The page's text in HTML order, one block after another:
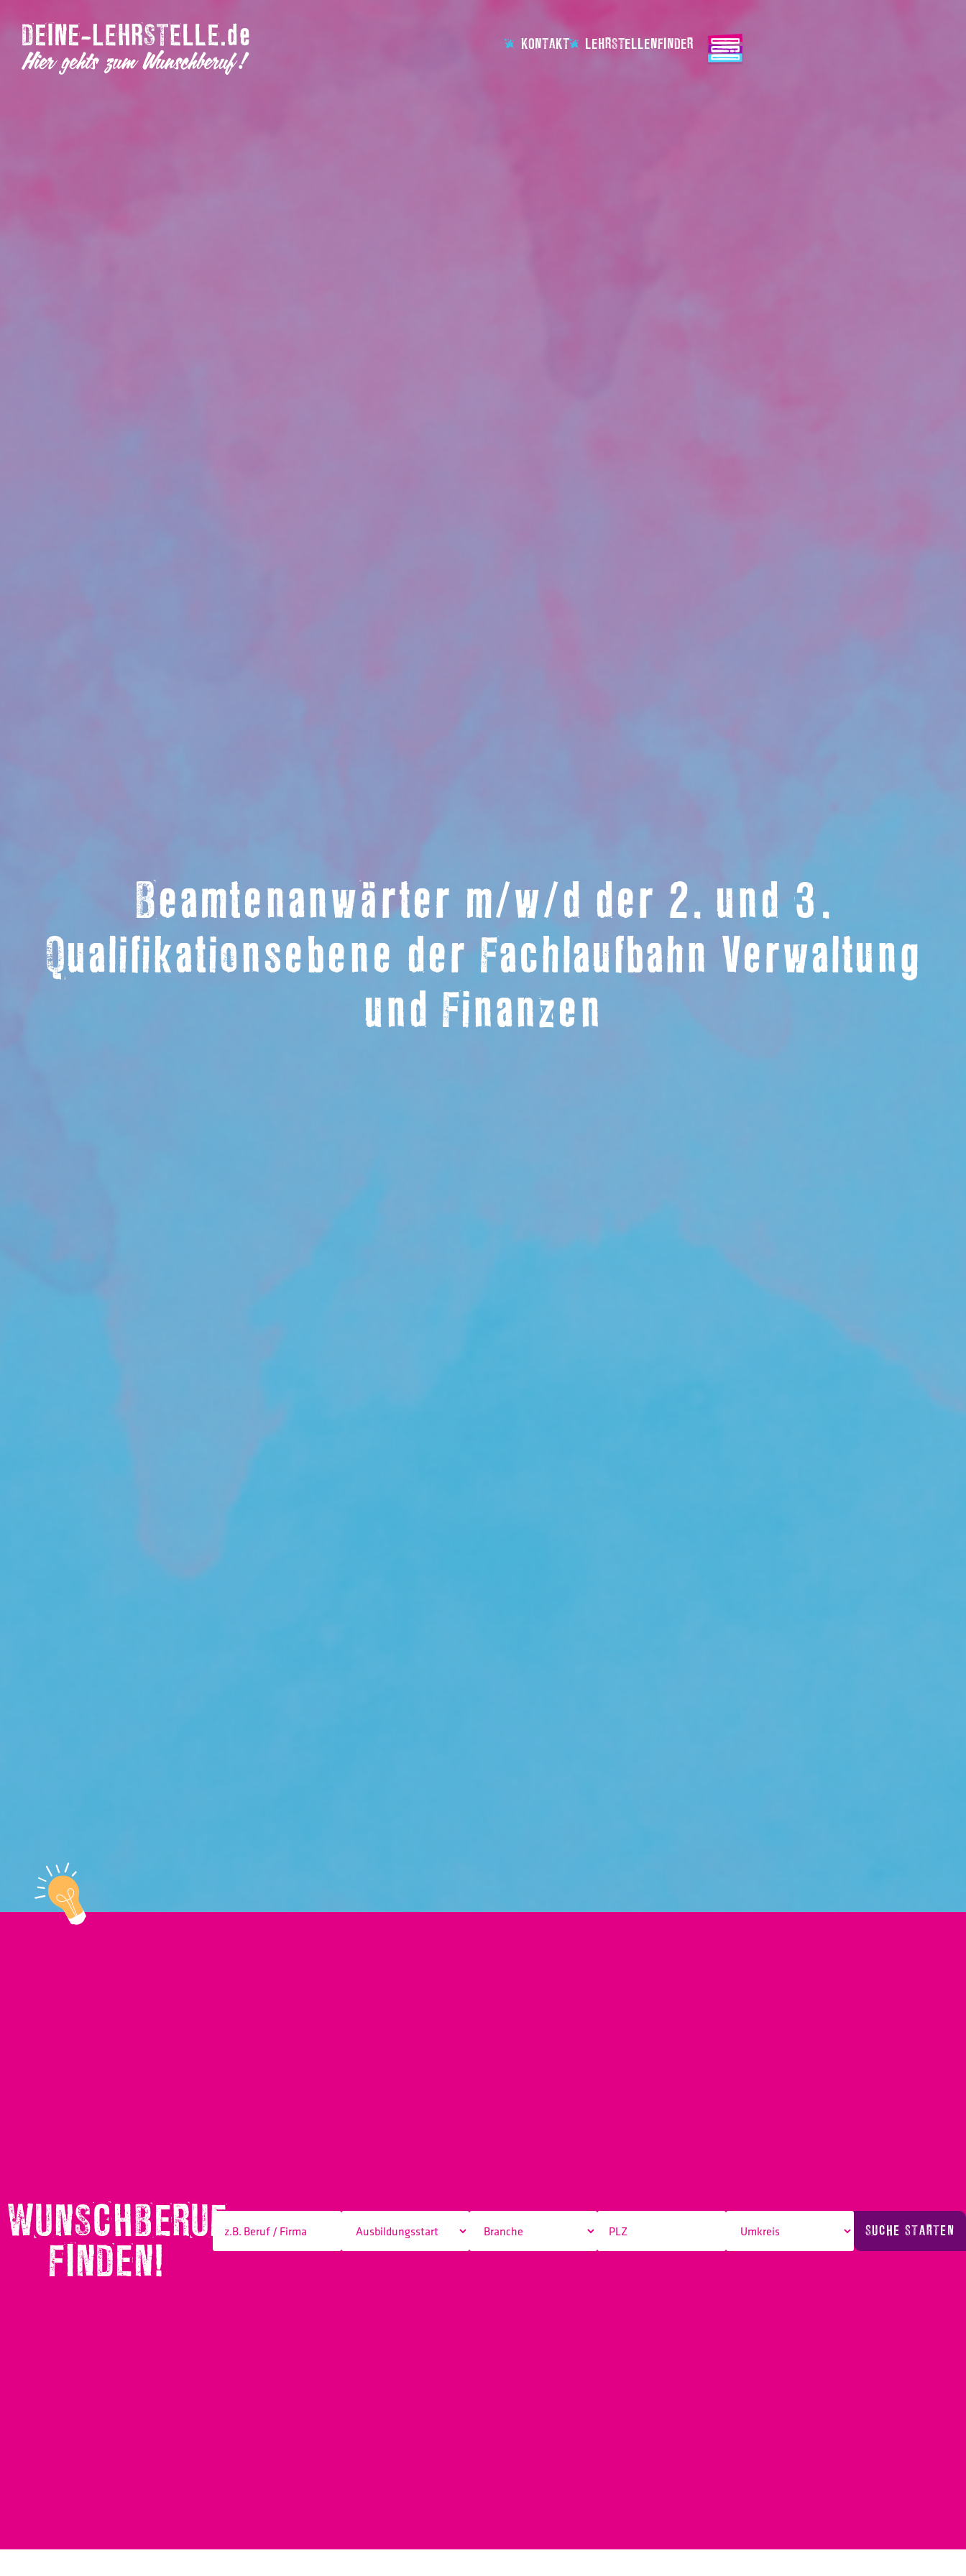
KONTAKT LEHRSTELLENFINDER
Beamtenanwärter m/w/d der 2. und 3.
Qualifikationsebene der Fachlaufbahn Verwaltung
und Finanzen
WUNSCHBERUF
FINDEN!
SUCHE STARTEN